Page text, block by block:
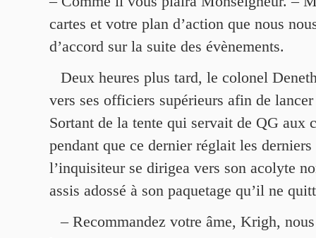
cartes et votre plan d’action que nous
d’accord sur la suite des évènements.
Deux heures plus tard, le colonel
vers ses officiers supérieurs afin de lancer
Sortant de la tente qui servait de QG aux
pendant que ce dernier réglait les
l’inquisiteur se dirigea vers son acolyte
assis adossé à son paquetage qu’il ne
– Recommandez votre âme, Krigh,